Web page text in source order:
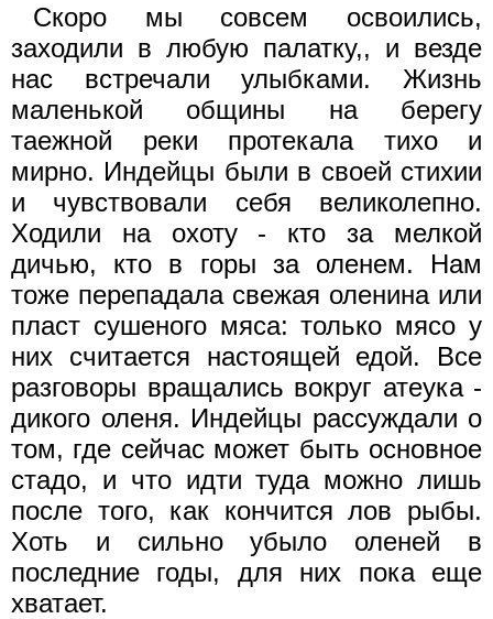
Скоро мы совсем освоились,
заходили в любую палатку,, и везде
нас встречали улыбками. Жизнь
маленькой общины на берегу
таежной реки протекала тихо и
мирно. Индейцы были в своей стихии
и чувствовали себя великолепно.
Ходили на охоту - кто за мелкой
дичью, кто в горы за оленем. Нам
тоже перепадала свежая оленина или
пласт сушеного мяса: только мясо у
них считается настоящей едой. Все
разговоры вращались вокруг атеука -
дикого оленя. Индейцы рассуждали о
том, где сейчас может быть основное
стадо, и что идти туда можно лишь
после того, как кончится лов рыбы.
Хоть и сильно убыло оленей в
последние годы, для них пока еще
хватает.